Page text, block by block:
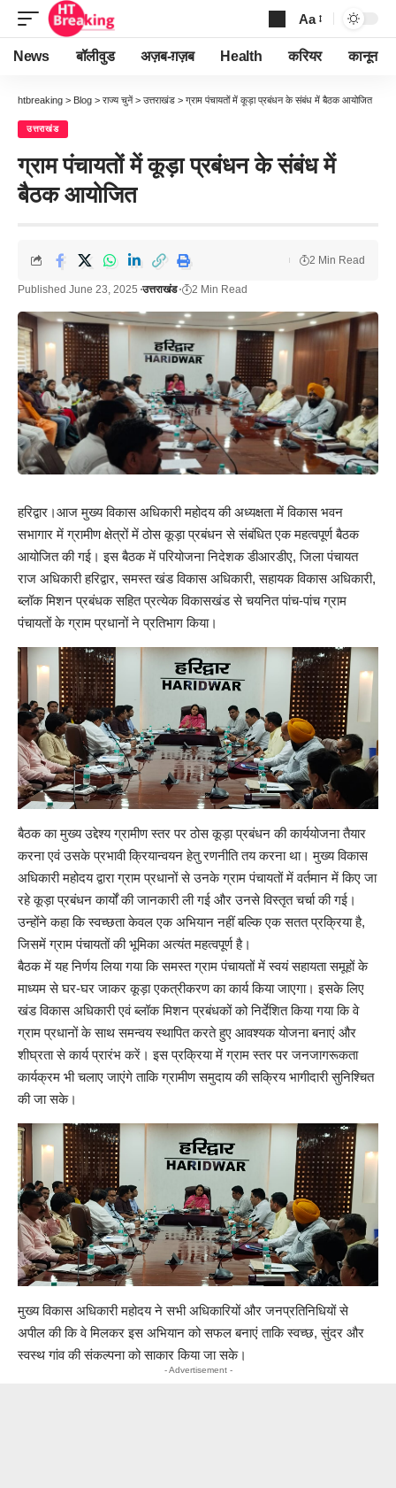
Font
Resizer
Aa
News बॉलीवुड अज़ब-ग़ज़ब Health करियर कानून
htbreaking > Blog > राज्य चुनें > उत्तराखंड > ग्राम पंचायतों में कूड़ा प्रबंधन के संबंध में बैठक आयोजित
उत्तराखंड
ग्राम पंचायतों में कूड़ा प्रबंधन के संबंध में
बैठक आयोजित
Published June 23, 2025 उत्तराखंड 2 Min Read
2 Min Read
हरिद्वार।आज मुख्य विकास अधिकारी महोदय की अध्यक्षता में विकास भवन
सभागार में ग्रामीण क्षेत्रों में ठोस कूड़ा प्रबंधन से संबंधित एक महत्वपूर्ण बैठक
आयोजित की गई। इस बैठक में परियोजना निदेशक डीआरडीए, जिला पंचायत
राज अधिकारी हरिद्वार, समस्त खंड विकास अधिकारी, सहायक विकास अधिकारी,
ब्लॉक मिशन प्रबंधक सहित प्रत्येक विकासखंड से चयनित पांच-पांच ग्राम
पंचायतों के ग्राम प्रधानों ने प्रतिभाग किया।
बैठक का मुख्य उद्देश्य ग्रामीण स्तर पर ठोस कूड़ा प्रबंधन की कार्ययोजना तैयार
करना एवं उसके प्रभावी क्रियान्वयन हेतु रणनीति तय करना था। मुख्य विकास
अधिकारी महोदय द्वारा ग्राम प्रधानों से उनके ग्राम पंचायतों में वर्तमान में किए जा
रहे कूड़ा प्रबंधन कार्यों की जानकारी ली गई और उनसे विस्तृत चर्चा की गई।
उन्होंने कहा कि स्वच्छता केवल एक अभियान नहीं बल्कि एक सतत प्रक्रिया है,
जिसमें ग्राम पंचायतों की भूमिका अत्यंत महत्वपूर्ण है।
बैठक में यह निर्णय लिया गया कि समस्त ग्राम पंचायतों में स्वयं सहायता समूहों के
माध्यम से घर-घर जाकर कूड़ा एकत्रीकरण का कार्य किया जाएगा। इसके लिए
खंड विकास अधिकारी एवं ब्लॉक मिशन प्रबंधकों को निर्देशित किया गया कि वे
ग्राम प्रधानों के साथ समन्वय स्थापित करते हुए आवश्यक योजना बनाएं और
शीघ्रता से कार्य प्रारंभ करें। इस प्रक्रिया में ग्राम स्तर पर जनजागरूकता
कार्यक्रम भी चलाए जाएंगे ताकि ग्रामीण समुदाय की सक्रिय भागीदारी सुनिश्चित
की जा सके।
मुख्य विकास अधिकारी महोदय ने सभी अधिकारियों और जनप्रतिनिधियों से
अपील की कि वे मिलकर इस अभियान को सफल बनाएं ताकि स्वच्छ, सुंदर और
स्वस्थ गांव की संकल्पना को साकार किया जा सके।
- Advertisement -